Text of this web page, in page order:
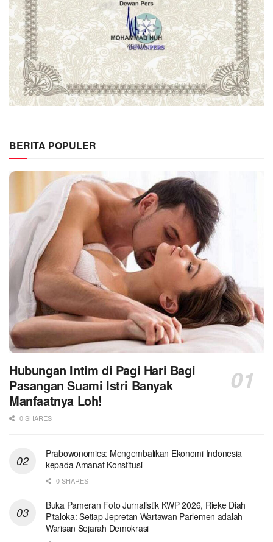
BERITA POPULER
Hubungan Intim di Pagi Hari Bagi
Pasangan Suami Istri Banyak
Manfaatnya Loh!
0 SHARES
Prabowonomics: Mengembalikan Ekonomi Indonesia
kepada Amanat Konstitusi
0 SHARES
Buka Pameran Foto Jurnalistik KWP 2026, Rieke Diah
Pitaloka: Setiap Jepretan Wartawan Parlemen adalah
Warisan Sejarah Demokrasi